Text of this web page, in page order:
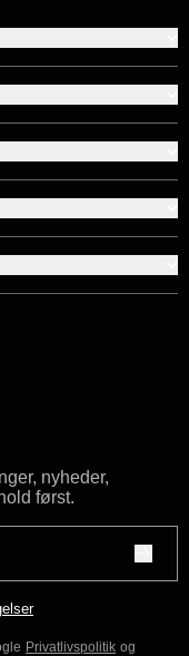
nyheder,
først.
Privatlivspolitik og